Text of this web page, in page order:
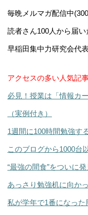
毎晩メルマガ配信中
読者さん100人から届
早稲田集中力研究会代
アクセスの多い人気記
必見！授業は「情報カ
（実例付き）
1週間に100時間勉強す
このブログから1000台
“最強の間食”をついに発
あっさり勉強机に向か
私が学年で1番になった